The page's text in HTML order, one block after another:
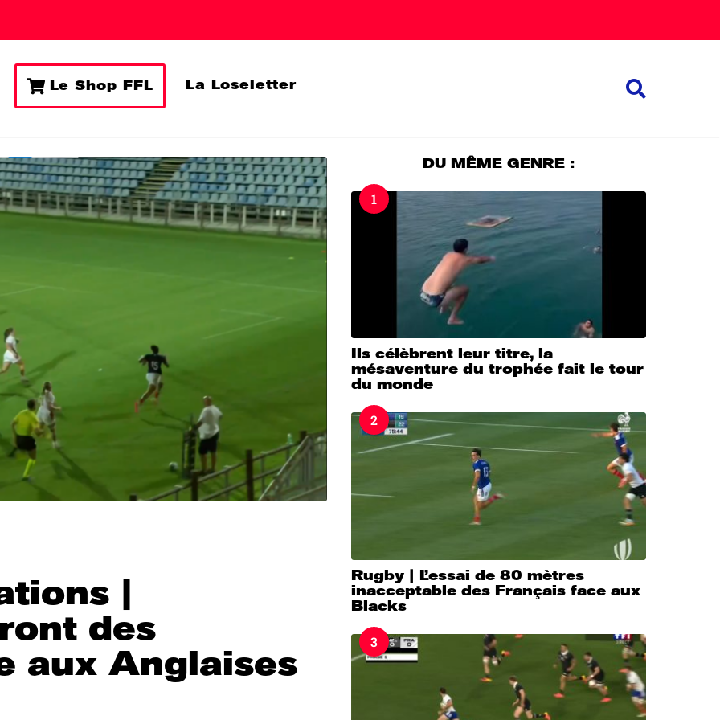
Le Shop FFL La Loseletter
|
des
aux Anglaises
DU MÊME GENRE :
1
Ils célèbrent leur titre, la
mésaventure du trophée fait le tour
du monde
2
Rugby | L’essai de 80 mètres
inacceptable des Français face aux
Blacks
3